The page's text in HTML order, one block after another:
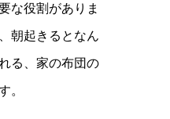
な役割がありま
朝起きるとなん
る、家の布団の
。